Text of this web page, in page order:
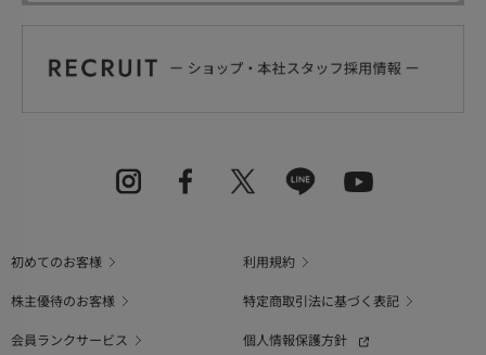
初めてのお客様
利用規約
株主優待のお客様
特定商取引法に基づく表記
会員ランクサービス
個人情報保護方針